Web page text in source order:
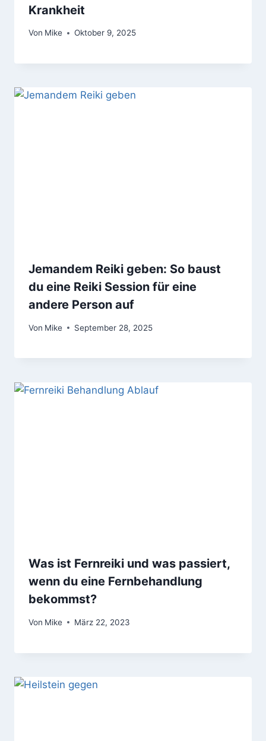
Krankheit
Von Mike Oktober 9, 2025
Jemandem Reiki geben: So baust
du eine Reiki Session für eine
andere Person auf
Von Mike September 28, 2025
Was ist Fernreiki und was passiert,
wenn du eine Fernbehandlung
bekommst?
Von Mike März 22, 2023